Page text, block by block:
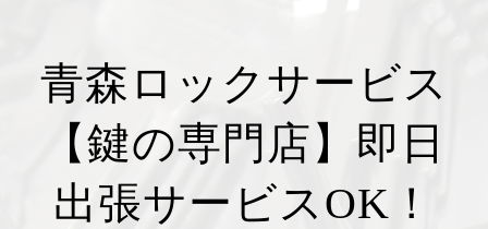
青森ロックサービス
【鍵の専門店】即日
出張サービスOK！